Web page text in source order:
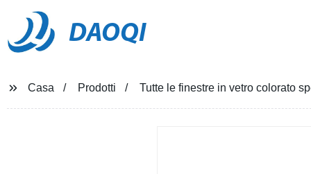
DAOQI
Casa Prodotti Tutte le finestre in vetro colorato